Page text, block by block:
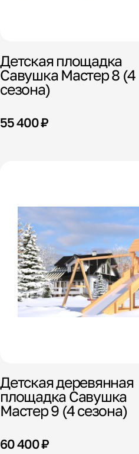
Детская площадка
Савушка Мастер 8 (4
сезона)
55 400 ₽
Детская деревянная
площадка Савушка
Мастер 9 (4 сезона)
60 400 ₽